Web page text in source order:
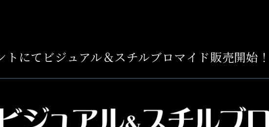
トにてビジュアル＆スチルブロマイド販売開始